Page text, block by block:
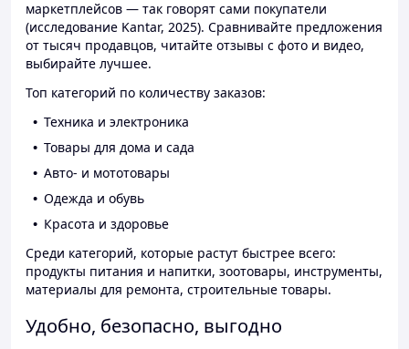
маркетплейсов — так говорят сами покупатели
(исследование Kantar, 2025). Сравнивайте предложения
от тысяч продавцов, читайте отзывы с фото и видео,
выбирайте лучшее.
Топ категорий по количеству заказов:
Техника и электроника
Товары для дома и сада
Авто- и мототовары
Одежда и обувь
Красота и здоровье
Среди категорий, которые растут быстрее всего:
продукты питания и напитки, зоотовары, инструменты,
материалы для ремонта, строительные товары.
Удобно, безопасно, выгодно